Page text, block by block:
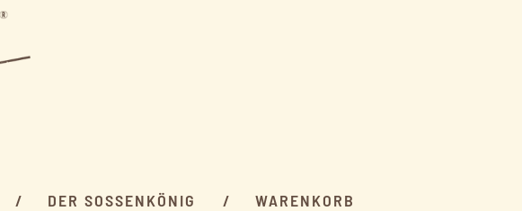
DER SOSSENKÖNIG WARENKORB